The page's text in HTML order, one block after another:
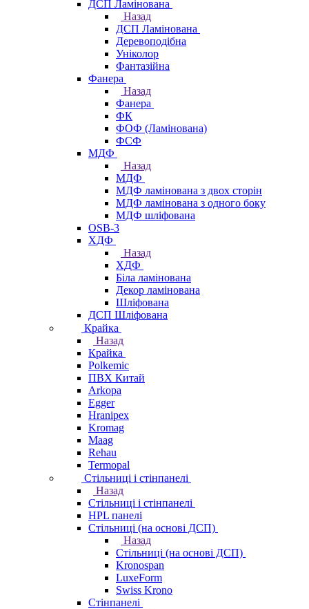
ДСП Ламінована
Назад
ДСП Ламінована
Деревоподібна
Уніколор
Фантазійна
Фанера
Назад
Фанера
ФК
ФОФ (Ламінована)
ФСФ
МДФ
Назад
МДФ
МДФ ламінована з двох сторін
МДФ ламінована з одного боку
МДФ шліфована
OSB-3
ХДФ
Назад
ХДФ
Біла ламінована
Декор ламінована
Шліфована
ДСП Шліфована
Крайка
Назад
Крайка
Polkemic
ПВХ Китай
Arkopa
Egger
Hranipex
Kromag
Maag
Rehau
Termopal
Стільниці і стінпанелі
Назад
Стільниці і стінпанелі
HPL панелі
Стільниці (на основі ДСП)
Назад
Стільниці (на основі ДСП)
Kronospan
LuxeForm
Swiss Krono
Стінпанелі